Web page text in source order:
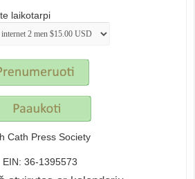
laikotarpi
Cath Press Society
EIN: 36-1395573